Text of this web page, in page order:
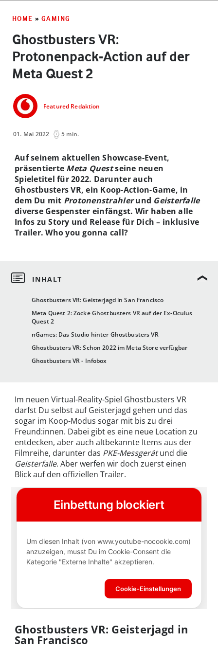
HOME » GAMING
Ghostbusters VR:
Protonenpack-Action auf der
Meta Quest 2
Featured Redaktion
01. Mai 2022 5 min.
Ghostbusters VR: Geisterjagd in San Francisco
Meta Quest 2: Zocke Ghostbusters VR auf der Ex-Oculus
Quest 2
nGames: Das Studio hinter Ghostbusters VR
Ghostbusters VR: Schon 2022 im Meta Store verfügbar
Ghostbusters VR - Infobox
Auf seinem aktuellen Showcase-Event,
präsentierte Meta Questseine neuen
Spieletitel für 2022. Darunter auch
Ghostbusters VR, ein Koop-Action-Game, in
dem Du mit Protonenstrahlerund Geisterfalle
diverse Gespenster einfängst. Wir haben alle
Infos zu Story und Release für Dich – inklusive
Trailer. Who you gonna call?
Im neuen Virtual-Reality-Spiel Ghostbusters VR
darfst Du selbst auf Geisterjagd gehen und das
sogar im Koop-Modus sogar mit bis zu drei
Freund:innen. Dabei gibt es eine neue Location zu
entdecken, aber auch altbekannte Items aus der
Filmreihe, darunter das PKE-Messgerätund die
Geisterfalle. Aber werfen wir doch zuerst einen
Blick auf den offiziellen Trailer.
Ghostbusters VR: Geisterjagd in
San Francisco